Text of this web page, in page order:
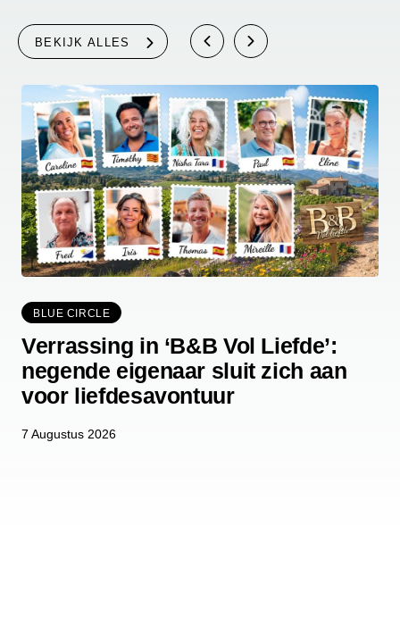
BEKIJK ALLES
BLUE CIRCLE
Verrassing in ‘B&B Vol Liefde’:
negende eigenaar sluit zich aan
voor liefdesavontuur
7 Augustus 2026